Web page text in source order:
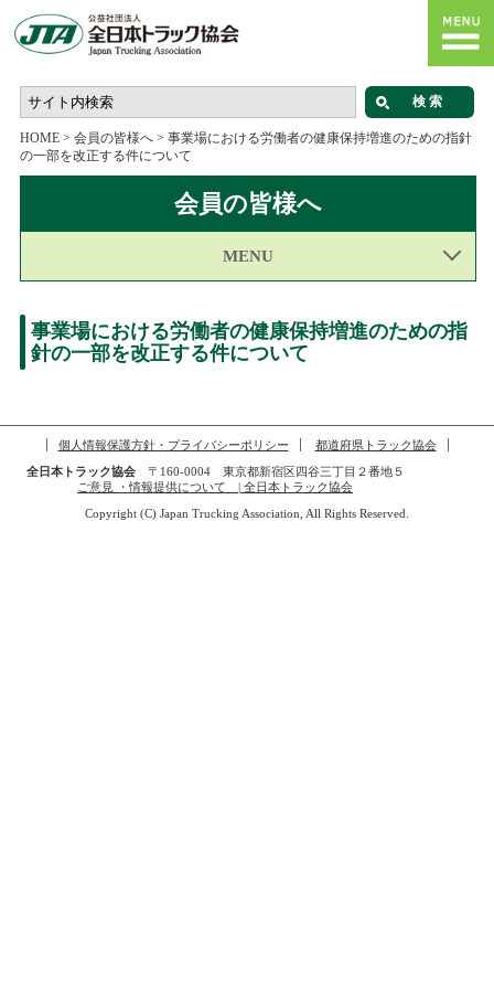
HOME> 会員の皆様へ> 事業場における労働者の健康保持増進のための指針
の一部を改正する件について
会員の皆様へ
MENU
事業場における労働者の健康保持増進のための指
針の一部を改正する件について
個人情報保護方針・プライバシーポリシー
都道府県トラック協会
全日本トラック協会〒160-0004 東京都新宿区四谷三丁目２番地５
ご意見 ・情報提供について | 全日本トラック協会
Copyright (C) Japan Trucking Association, All Rights Reserved.